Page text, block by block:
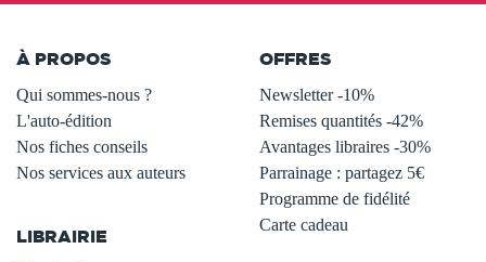
À PROPOS
Qui sommes-nous ?
L'auto-édition
Nos fiches conseils
Nos services aux auteurs
LIBRAIRIE
OFFRES
Newsletter -10%
Remises quantités -42%
Avantages libraires -30%
Parrainage : partagez 5€
Programme de fidélité
Carte cadeau